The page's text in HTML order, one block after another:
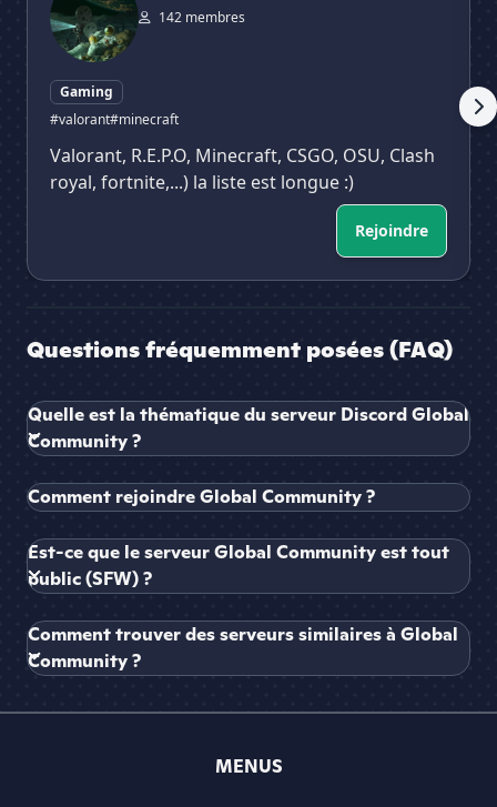
142 membres
Gaming
#valorant#minecraft
Valorant, R.E.P.O, Minecraft, CSGO, OSU, Clash
royal, fortnite,...) la liste est longue :)
Rejoindre
Questions fréquemment posées (FAQ)
Quelle est la thématique du serveur Discord Global
Community ?
Comment rejoindre Global Community ?
Est-ce que le serveur Global Community est tout
public (SFW) ?
Comment trouver des serveurs similaires à Global
Community ?
MENUS